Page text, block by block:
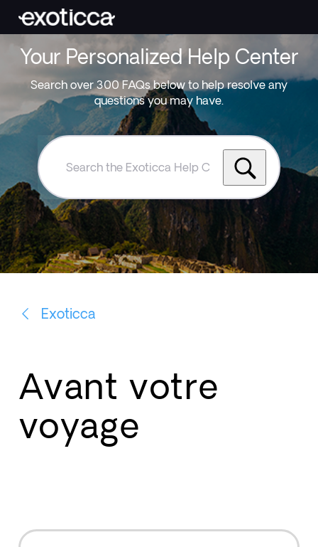
Your Personalized Help Center
Search over 300 FAQs below to help resolve any
questions you may have.
Search
Exoticca
Help
Centre
Exoticca
Avant votre
voyage